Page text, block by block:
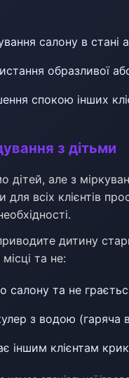
салону в
образливої
спокою інших
з дітьми
дітей, але з
для всіх клієнтів
дитину
та не:
салону та не
з водою
іншим клієнтам